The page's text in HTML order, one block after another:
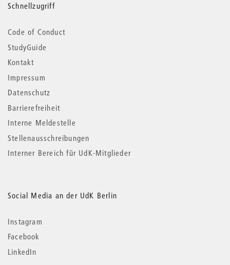
Schnellzugriff
Code of Conduct
StudyGuide
Kontakt
Impressum
Datenschutz
Barrierefreiheit
Interne Meldestelle
Stellenausschreibungen
Interner Bereich für UdK-Mitglieder
Social Media an der UdK Berlin
Instagram
Facebook
LinkedIn